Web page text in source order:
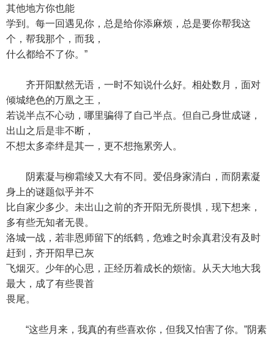
其他地方你也能
学到。每一回遇见你，总是给你添麻烦，总是要你帮我这
个，帮我那个，而我，
什么都给不了你。”
齐开阳默然无语，一时不知说什么好。相处数月，面对
倾城绝色的万凰之王，
若说半点不心动，哪里骗得了自己半点。但自己身世成谜，
出山之后是非不断，
不想太多牵绊是其一，更不想拖累旁人。
阴素凝与柳霜绫又大有不同。爱侣身家清白，而阴素凝
身上的谜题似乎并不
比自家少多少。未出山之前的齐开阳无所畏惧，现下想来，
多有些无知者无畏。
洛城一战，若非恩师留下的纸鹤，危难之时余真君没有及时
赶到，齐开阳早已灰
飞烟灭。少年的心思，正经历着成长的烦恼。从天大地大我
最大，成了有些畏首
畏尾。
“这些月来，我真的有些喜欢你，但我又怕害了你。”阴素